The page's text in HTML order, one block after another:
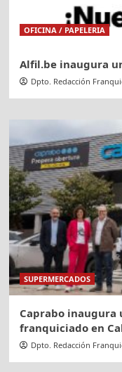
OFICINA / PAPELERIA
Alfil.be inaugura
Dpto. Redacción
SUPERMERCADOS
Caprabo inaugura
franquiciado en
Dpto. Redacción